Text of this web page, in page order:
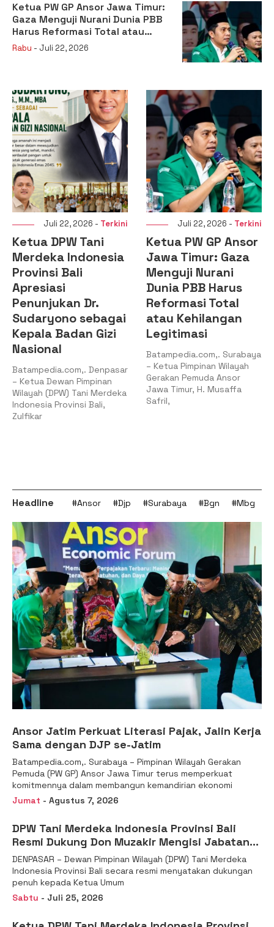
Ketua PW GP Ansor Jawa Timur:
Gaza Menguji Nurani Dunia PBB
Harus Reformasi Total atau
Kehilangan Legitimasi
Rabu - Juli 22, 2026
Juli 22, 2026 - Terkini
Ketua DPW Tani
Merdeka Indonesia
Provinsi Bali
Apresiasi
Penunjukan Dr.
Sudaryono sebagai
Kepala Badan Gizi
Nasional
Batampedia.com,. Denpasar
– Ketua Dewan Pimpinan
Wilayah (DPW) Tani Merdeka
Indonesia Provinsi Bali,
Zulfikar
Juli 22, 2026 - Terkini
Ketua PW GP Ansor
Jawa Timur: Gaza
Menguji Nurani
Dunia PBB Harus
Reformasi Total
atau Kehilangan
Legitimasi
Batampedia.com,. Surabaya
– Ketua Pimpinan Wilayah
Gerakan Pemuda Ansor
Jawa Timur, H. Musaffa
Safril,
Headline #Ansor #Djp #Surabaya #Bgn #Mbg
Ansor Jatim Perkuat Literasi Pajak, Jalin Kerja
Sama dengan DJP se-Jatim
Batampedia.com,. Surabaya – Pimpinan Wilayah Gerakan
Pemuda (PW GP) Ansor Jawa Timur terus memperkuat
komitmennya dalam membangun kemandirian ekonomi
Jumat - Agustus 7, 2026
DPW Tani Merdeka Indonesia Provinsi Bali
Resmi Dukung Don Muzakir Mengisi Jabatan
Wakil Menteri Pertanian RI
DENPASAR – Dewan Pimpinan Wilayah (DPW) Tani Merdeka
Indonesia Provinsi Bali secara resmi menyatakan dukungan
penuh kepada Ketua Umum
Sabtu - Juli 25, 2026